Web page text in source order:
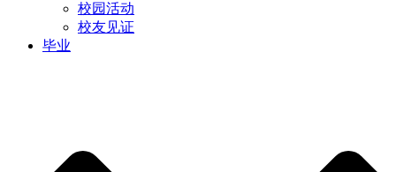
校园活动
校友见证
毕业